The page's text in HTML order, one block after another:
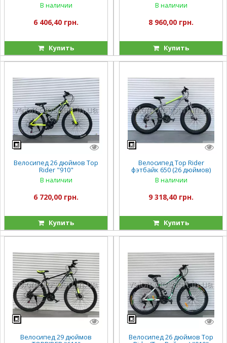
В наличии
6 406,40 грн.
Купить
В наличии
8 960,00 грн.
Купить
Велосипед 26 дюймов Top
Rider "910"
В наличии
6 720,00 грн.
Купить
Велосипед Top Rider
фэтбайк 650 (26 дюймов)
В наличии
9 318,40 грн.
Купить
Велосипед 29 дюймов Велосипед 26 дюймов Top